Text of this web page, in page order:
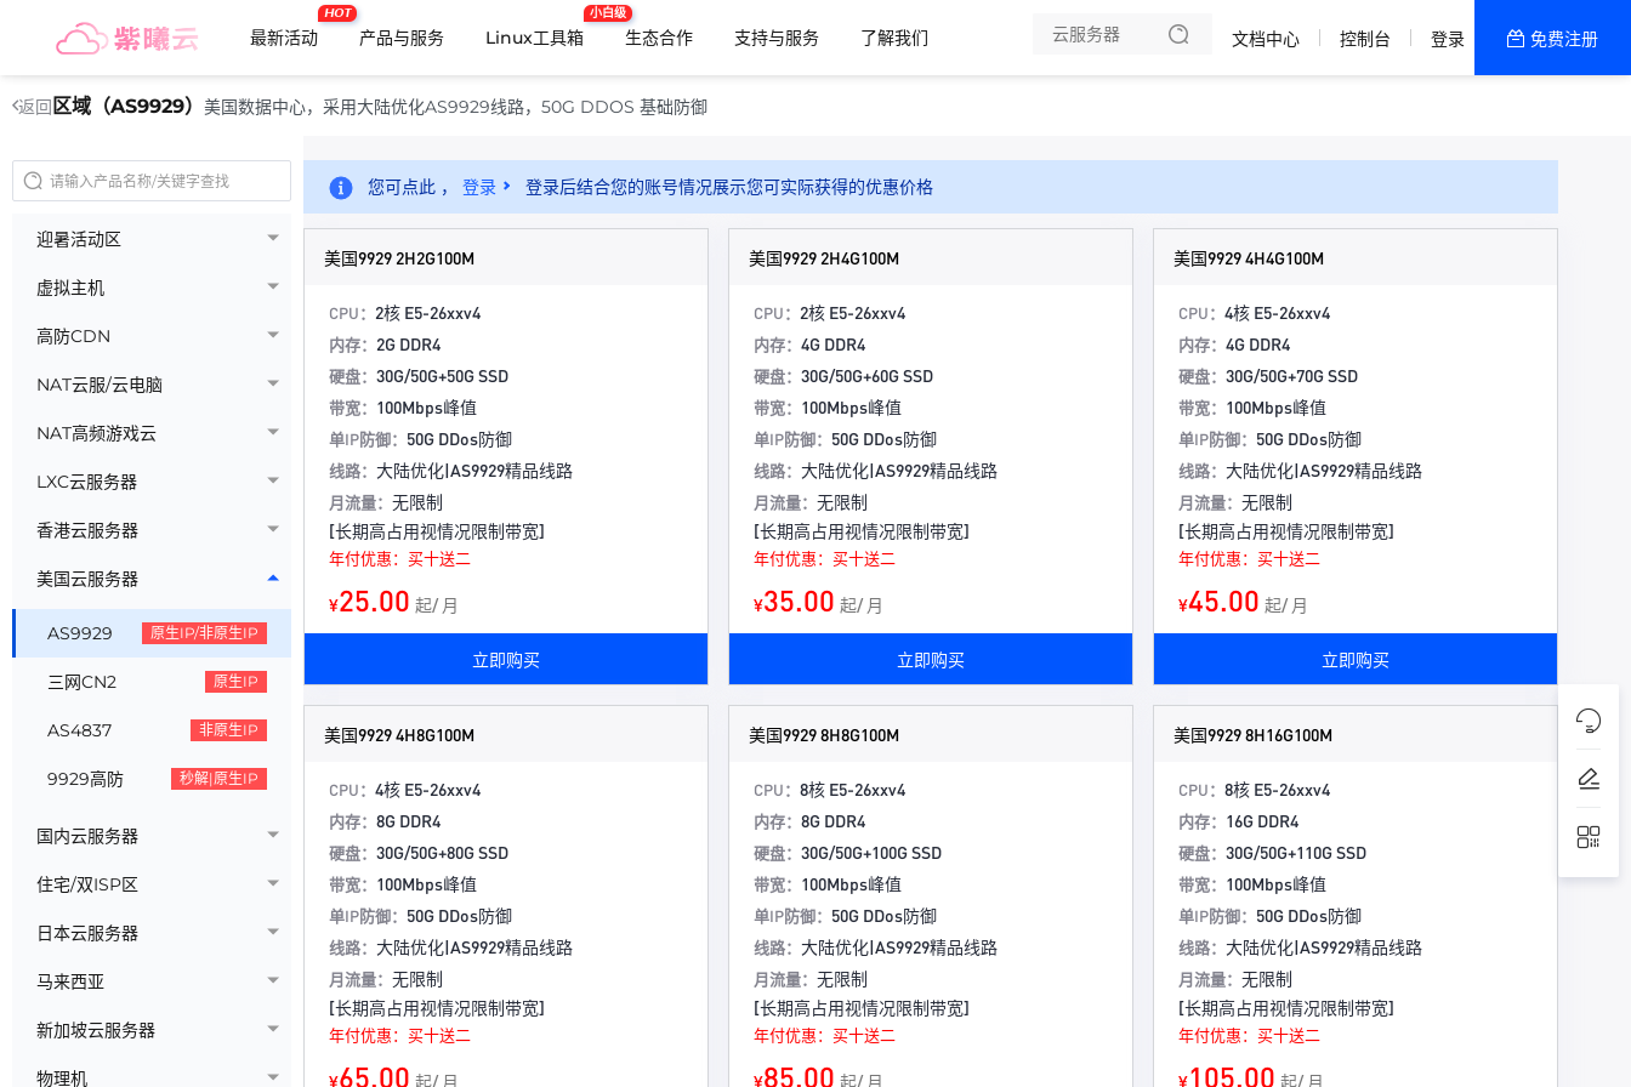
最新活动
HOT
产品与服务 Linux工具箱
小白级
生态合作 支持与服务
了解我们
双向CN2 大浦机房
文档中心 控制台 登录 免费注册
返回 区域（AS9929） 美国数据中心，采用大陆优化AS9929线路，50G DDOS 基础防御
迎暑活动区
虚拟主机
高防CDN
NAT云服/云电脑
NAT高频游戏云
LXC云服务器
香港云服务器
美国云服务器
AS9929 原生IP/非原生IP
三网CN2 原生IP
AS4837 非原生IP
9929高防 秒解|原生IP
国内云服务器
住宅/双ISP区
日本云服务器
马来西亚
新加坡云服务器
物理机
您可点此 ， 登录 登录后结合您的账号情况展示您可实际获得的优惠价格
美国9929 2H2G100M
CPU： 2核 E5-26xxv4
内存： 2G DDR4
硬盘： 30G/50G+50G SSD
带宽： 100Mbps峰值
单IP防御： 50G DDos防御
线路： 大陆优化|AS9929精品线路
月流量： 无限制
[长期高占用视情况限制带宽]
年付优惠：买十送二
¥25.00 起/ 月
立即购买
美国9929 2H4G100M
CPU： 2核 E5-26xxv4
内存： 4G DDR4
硬盘： 30G/50G+60G SSD
带宽： 100Mbps峰值
单IP防御： 50G DDos防御
线路： 大陆优化|AS9929精品线路
月流量： 无限制
[长期高占用视情况限制带宽]
年付优惠：买十送二
¥35.00 起/ 月
立即购买
美国9929 4H4G100M
CPU： 4核 E5-26xxv4
内存： 4G DDR4
硬盘： 30G/50G+70G SSD
带宽： 100Mbps峰值
单IP防御： 50G DDos防御
线路： 大陆优化|AS9929精品线路
月流量： 无限制
[长期高占用视情况限制带宽]
年付优惠：买十送二
¥45.00 起/ 月
立即购买
美国9929 4H8G100M
CPU： 4核 E5-26xxv4
内存： 8G DDR4
硬盘： 30G/50G+80G SSD
带宽： 100Mbps峰值
单IP防御： 50G DDos防御
线路： 大陆优化|AS9929精品线路
月流量： 无限制
[长期高占用视情况限制带宽]
年付优惠：买十送二
¥65.00 起/ 月
美国9929 8H8G100M
CPU： 8核 E5-26xxv4
内存： 8G DDR4
硬盘： 30G/50G+100G SSD
带宽： 100Mbps峰值
单IP防御： 50G DDos防御
线路： 大陆优化|AS9929精品线路
月流量： 无限制
[长期高占用视情况限制带宽]
年付优惠：买十送二
¥85.00 起/ 月
美国9929 8H16G100M
CPU： 8核 E5-26xxv4
内存： 16G DDR4
硬盘： 30G/50G+110G SSD
带宽： 100Mbps峰值
单IP防御： 50G DDos防御
线路： 大陆优化|AS9929精品线路
月流量： 无限制
[长期高占用视情况限制带宽]
年付优惠：买十送二
¥105.00 起/ 月